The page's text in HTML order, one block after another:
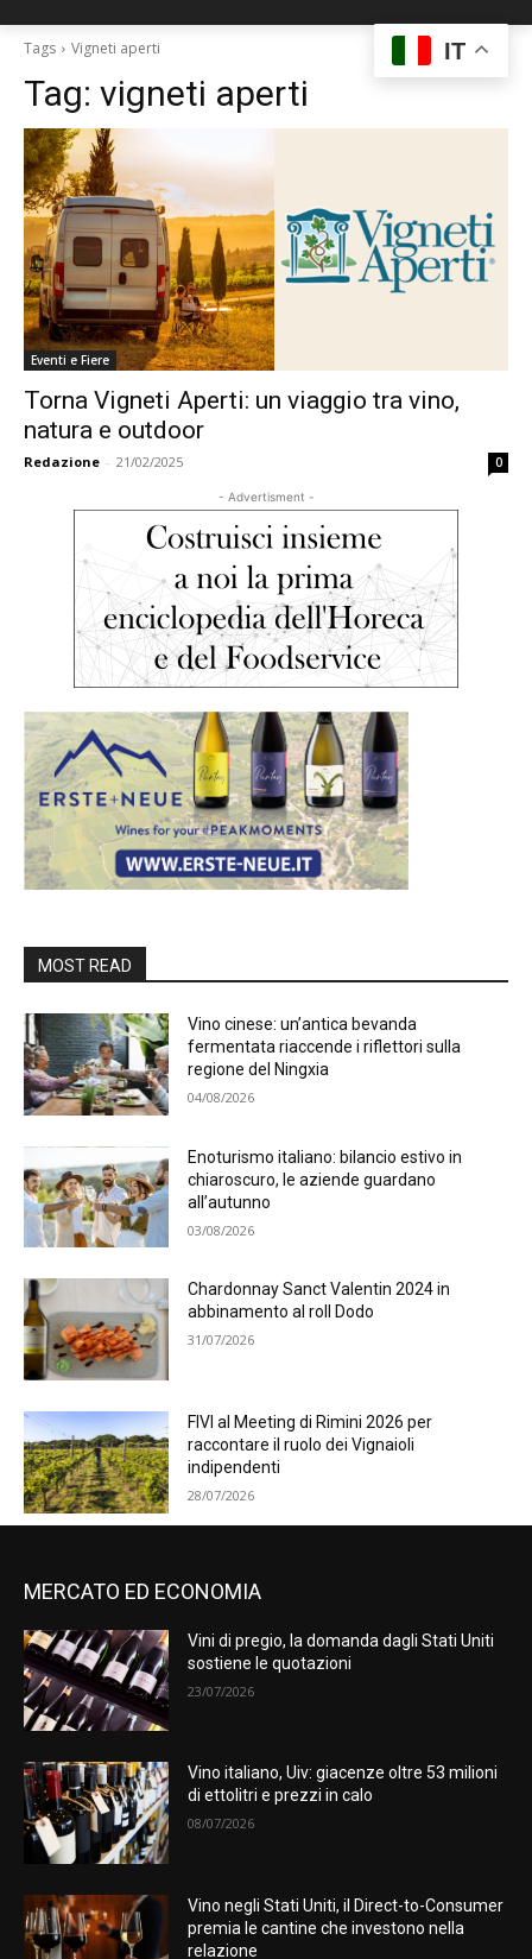
Tags Vigneti aperti
Tag: vigneti aperti
Eventi e Fiere
Torna Vigneti Aperti: un viaggio tra vino,
natura e outdoor
Redazione - 21/02/2025 0
- Advertisment -
MOST READ
Vino cinese: un’antica bevanda
fermentata riaccende i riflettori sulla
regione del Ningxia
04/08/2026
Enoturismo italiano: bilancio estivo in
chiaroscuro, le aziende guardano
all’autunno
03/08/2026
Chardonnay Sanct Valentin 2024 in
abbinamento al roll Dodo
31/07/2026
FIVI al Meeting di Rimini 2026 per
raccontare il ruolo dei Vignaioli
indipendenti
28/07/2026
MERCATO ED ECONOMIA
Vini di pregio, la domanda dagli Stati Uniti
sostiene le quotazioni
23/07/2026
Vino italiano, Uiv: giacenze oltre 53 milioni
di ettolitri e prezzi in calo
08/07/2026
Vino negli Stati Uniti, il Direct-to-Consumer
premia le cantine che investono nella
relazione
IT